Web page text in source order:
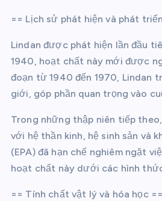
== Lịch sử phát hiện và phát
Lindan được phát hiện lần đầu
1940, hoạt chất này mới được
đoạn từ 1940 đến 1970, Lindan
giới, góp phần quan trọng vào
Trong những thập niên tiếp
với hệ thần kinh, hệ sinh sản và
(EPA) đã hạn chế nghiêm ngặt
hoạt chất này dưới các hình
== Tính chất vật lý và hóa học ==